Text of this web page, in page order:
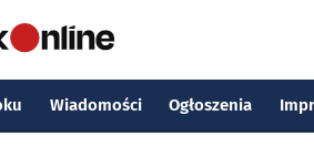
Wiadomości Ogłoszenia